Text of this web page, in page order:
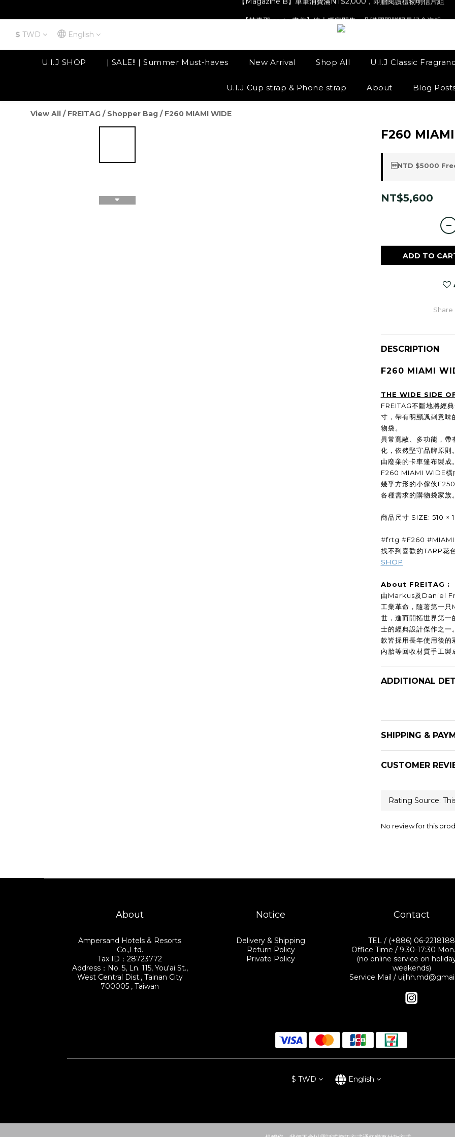
【夏日降溫🧊對策單品】系列商品滿額現折 NT$300！
【Magazine B】單筆消費滿NT$2,000，即贈閱讀禮物明信片組
$ TWD English
U.I.J SHOP | SALE!! | Summer Must-haves New Arrival Shop All U.I.J Classic
U.I.J Cup strap & Phone strap About Blog
View All / FREITAG / Shopper Bag / F260 MIAMI WIDE
F260
NTD $5000
NT$5,600
ADD TO
Share
DESCRIPTION
F260 MIAMI
THE WIDE SIDE
FREITAG不斷地將經
寸，帶有明顯諷刺意
物袋。
異常寬敞、多功能，帶
化，依然堅守品牌原則
由廢棄的卡車篷布製成
F260 MIAMI WIDE橫
幾乎方形的小傢伙
各種需求的購物袋家族。
商品尺寸 SIZE: 510 ×
#frtg #F260 #MIAMI
找不到喜歡的TARP花
SHOP
About FREITAG :
由Markus及Daniel
工業革命，隨著第一
世，進而開拓世界第一
士的經典設計傑作之一
款皆採用長年使用後的
內胎等回收材質手工製
ADDITIONAL
SHIPPING &
CUSTOMER
No review for this
About
Ampersand Hotels & Resorts
Co.,Ltd.
Tax ID：28723772
Address：No. 5, Ln. 115, You'ai St.,
West Central Dist., Tainan City
700005 , Taiwan
Notice
Delivery & Shipping
Return Policy
Private Policy
Contact
TEL / (+886) 06-2218188
Office Time / 9:30-17:30
(no online service on
weekends)
Service Mail /
$ TWD English